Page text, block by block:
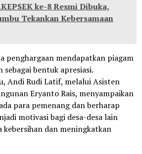
ke-8 Resmi Dibuka,
Tekankan Kebersamaan
penghargaan mendapatkan piagam
sebagai bentuk apresiasi.
Andi Rudi Latif, melalui Asisten
Eryanto Rais, menyampaikan
para pemenang dan berharap
motivasi bagi desa-desa lain
dan meningkatkan